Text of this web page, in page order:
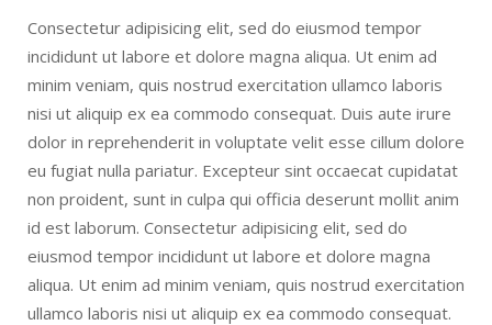
Consectetur adipisicing elit, sed do eiusmod tempor
incididunt ut labore et dolore magna aliqua. Ut enim ad
minim veniam, quis nostrud exercitation ullamco laboris
nisi ut aliquip ex ea commodo consequat. Duis aute irure
dolor in reprehenderit in voluptate velit esse cillum dolore
eu fugiat nulla pariatur. Excepteur sint occaecat cupidatat
non proident, sunt in culpa qui officia deserunt mollit anim
id est laborum. Consectetur adipisicing elit, sed do
eiusmod tempor incididunt ut labore et dolore magna
aliqua. Ut enim ad minim veniam, quis nostrud exercitation
ullamco laboris nisi ut aliquip ex ea commodo consequat.